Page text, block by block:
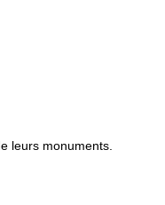
leurs monuments.